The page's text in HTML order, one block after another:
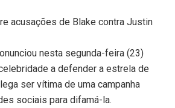
acusações de Blake contra Justin
nesta segunda-feira (23)
a defender a estrela de
ser vítima de uma campanha
sociais para difamá-la.